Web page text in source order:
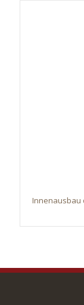
Innenausbau